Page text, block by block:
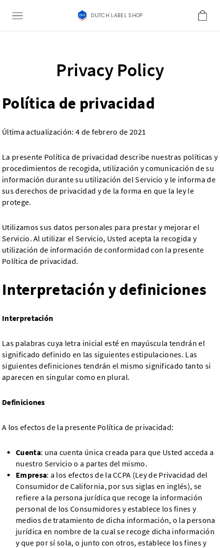
DUTCH LABEL SHOP
Privacy Policy
Política de privacidad
Última actualización: 4 de febrero de 2021
La presente Política de privacidad describe nuestras políticas y
procedimientos de recogida, utilización y comunicación de su
información durante su utilización del Servicio y le informa de
sus derechos de privacidad y de la forma en que la ley le
protege.
Utilizamos sus datos personales para prestar y mejorar el
Servicio. Al utilizar el Servicio, Usted acepta la recogida y
utilización de información de conformidad con la presente
Política de privacidad.
Interpretación y definiciones
Interpretación
Las palabras cuya letra inicial esté en mayúscula tendrán el
significado definido en las siguientes estipulaciones. Las
siguientes definiciones tendrán el mismo significado tanto si
aparecen en singular como en plural.
Definiciones
A los efectos de la presente Política de privacidad:
Cuenta: una cuenta única creada para que Usted acceda a
nuestro Servicio o a partes del mismo.
Empresa: a los efectos de la CCPA (Ley de Privacidad del
Consumidor de California, por sus siglas en inglés), se
refiere a la persona jurídica que recoge la información
personal de los Consumidores y establece los fines y
medios de tratamiento de dicha información, o la persona
jurídica en nombre de la cual se recoge dicha información
y que por sí sola, o junto con otros, establece los fines y